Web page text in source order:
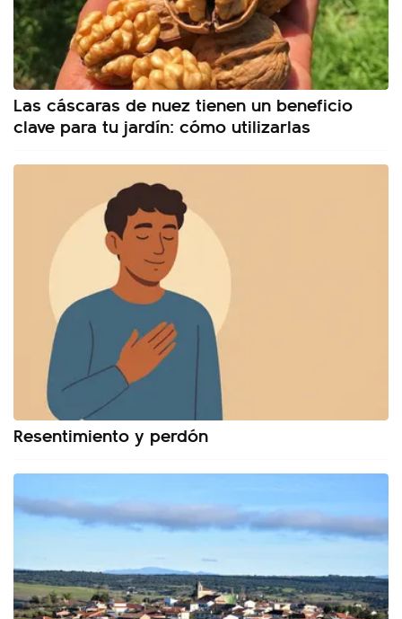
Las cáscaras de nuez tienen un beneficio
clave para tu jardín: cómo utilizarlas
Resentimiento y perdón